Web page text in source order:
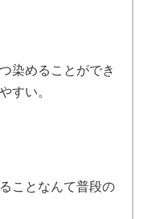
染めることができ
すい。
ことなんて普段の